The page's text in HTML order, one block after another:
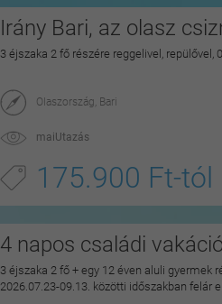
Irány Bari, az olasz
3 éjszaka 2 fő részére reggelivel, repülővel,
Olaszország, Bari
maiUtazás
175.900 Ft-tól
4 napos családi
3 éjszaka 2 fő + egy 12 éven aluli gyermek
2026.07.23-09.13. közötti időszakban felár